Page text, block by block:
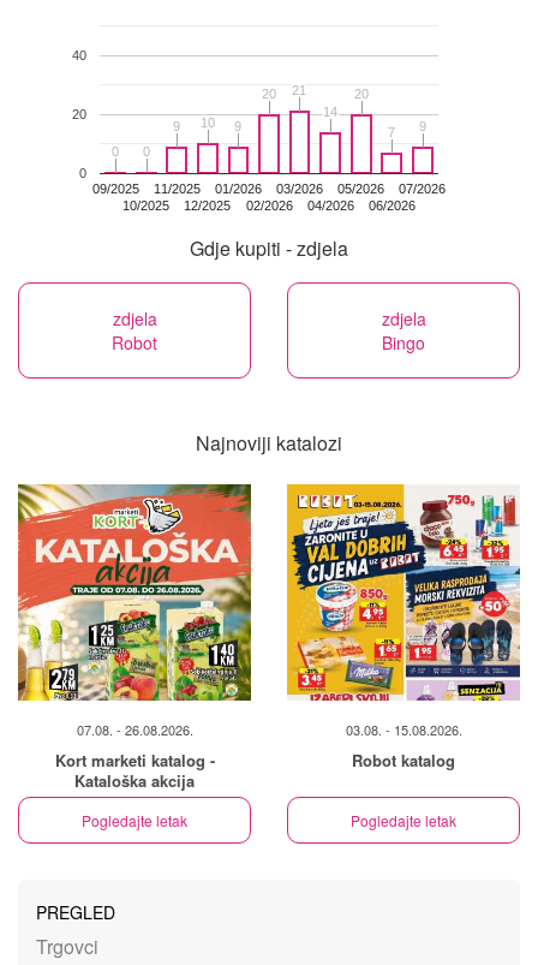
09/2025
10/2025
11/2025
12/2025
01/2026
02/2026
03/2026
04/2026
05/2026
06/2026
07/2026
0
20
40
0
0 0
0
9
9 10
10 9
9
20
20 21
21
14
14
20
20
7
7 9
9
Gdje kupiti - zdjela
zdjela
Robot
zdjela
Bingo
Najnoviji katalozi
07.08. - 26.08.2026.
Kort marketi katalog -
Kataloška akcija
Pogledajte letak
03.08. - 15.08.2026.
Robot katalog
Pogledajte letak
PREGLED
Trgovci